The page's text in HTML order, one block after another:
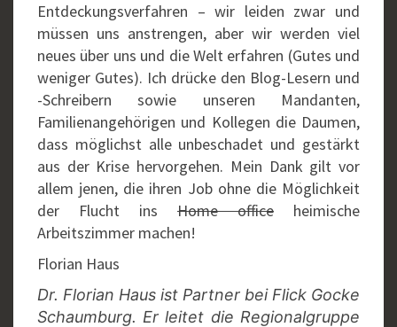
Entdeckungsverfahren – wir leiden zwar und
müssen uns anstrengen, aber wir werden viel
neues über uns und die Welt erfahren (Gutes und
weniger Gutes). Ich drücke den Blog-Lesern und
-Schreibern sowie unseren Mandanten,
Familienangehörigen und Kollegen die Daumen,
dass möglichst alle unbeschadet und gestärkt
aus der Krise hervorgehen. Mein Dank gilt vor
allem jenen, die ihren Job ohne die Möglichkeit
der Flucht ins Home office heimische
Arbeitszimmer machen!
Florian Haus
Dr. Florian Haus ist Partner bei Flick Gocke
Schaumburg. Er leitet die Regionalgruppe